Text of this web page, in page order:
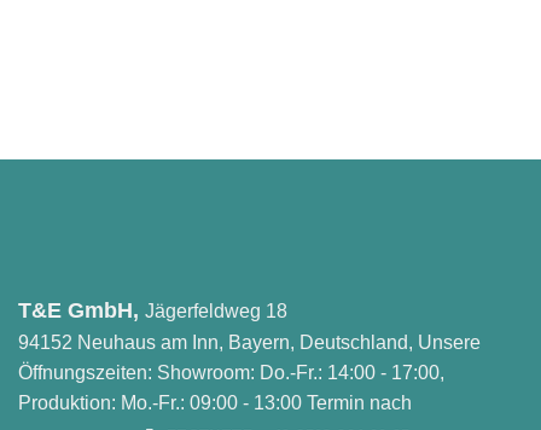
T&E GmbH, Jägerfeldweg 18
94152 Neuhaus am Inn, Bayern, Deutschland, Unsere
Öffnungszeiten: Showroom: Do.-Fr.: 14:00 - 17:00,
Produktion: Mo.-Fr.: 09:00 - 13:00 Termin nach